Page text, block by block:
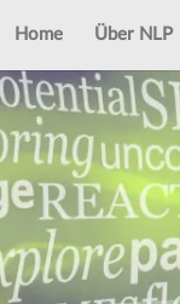
Home Über NLP